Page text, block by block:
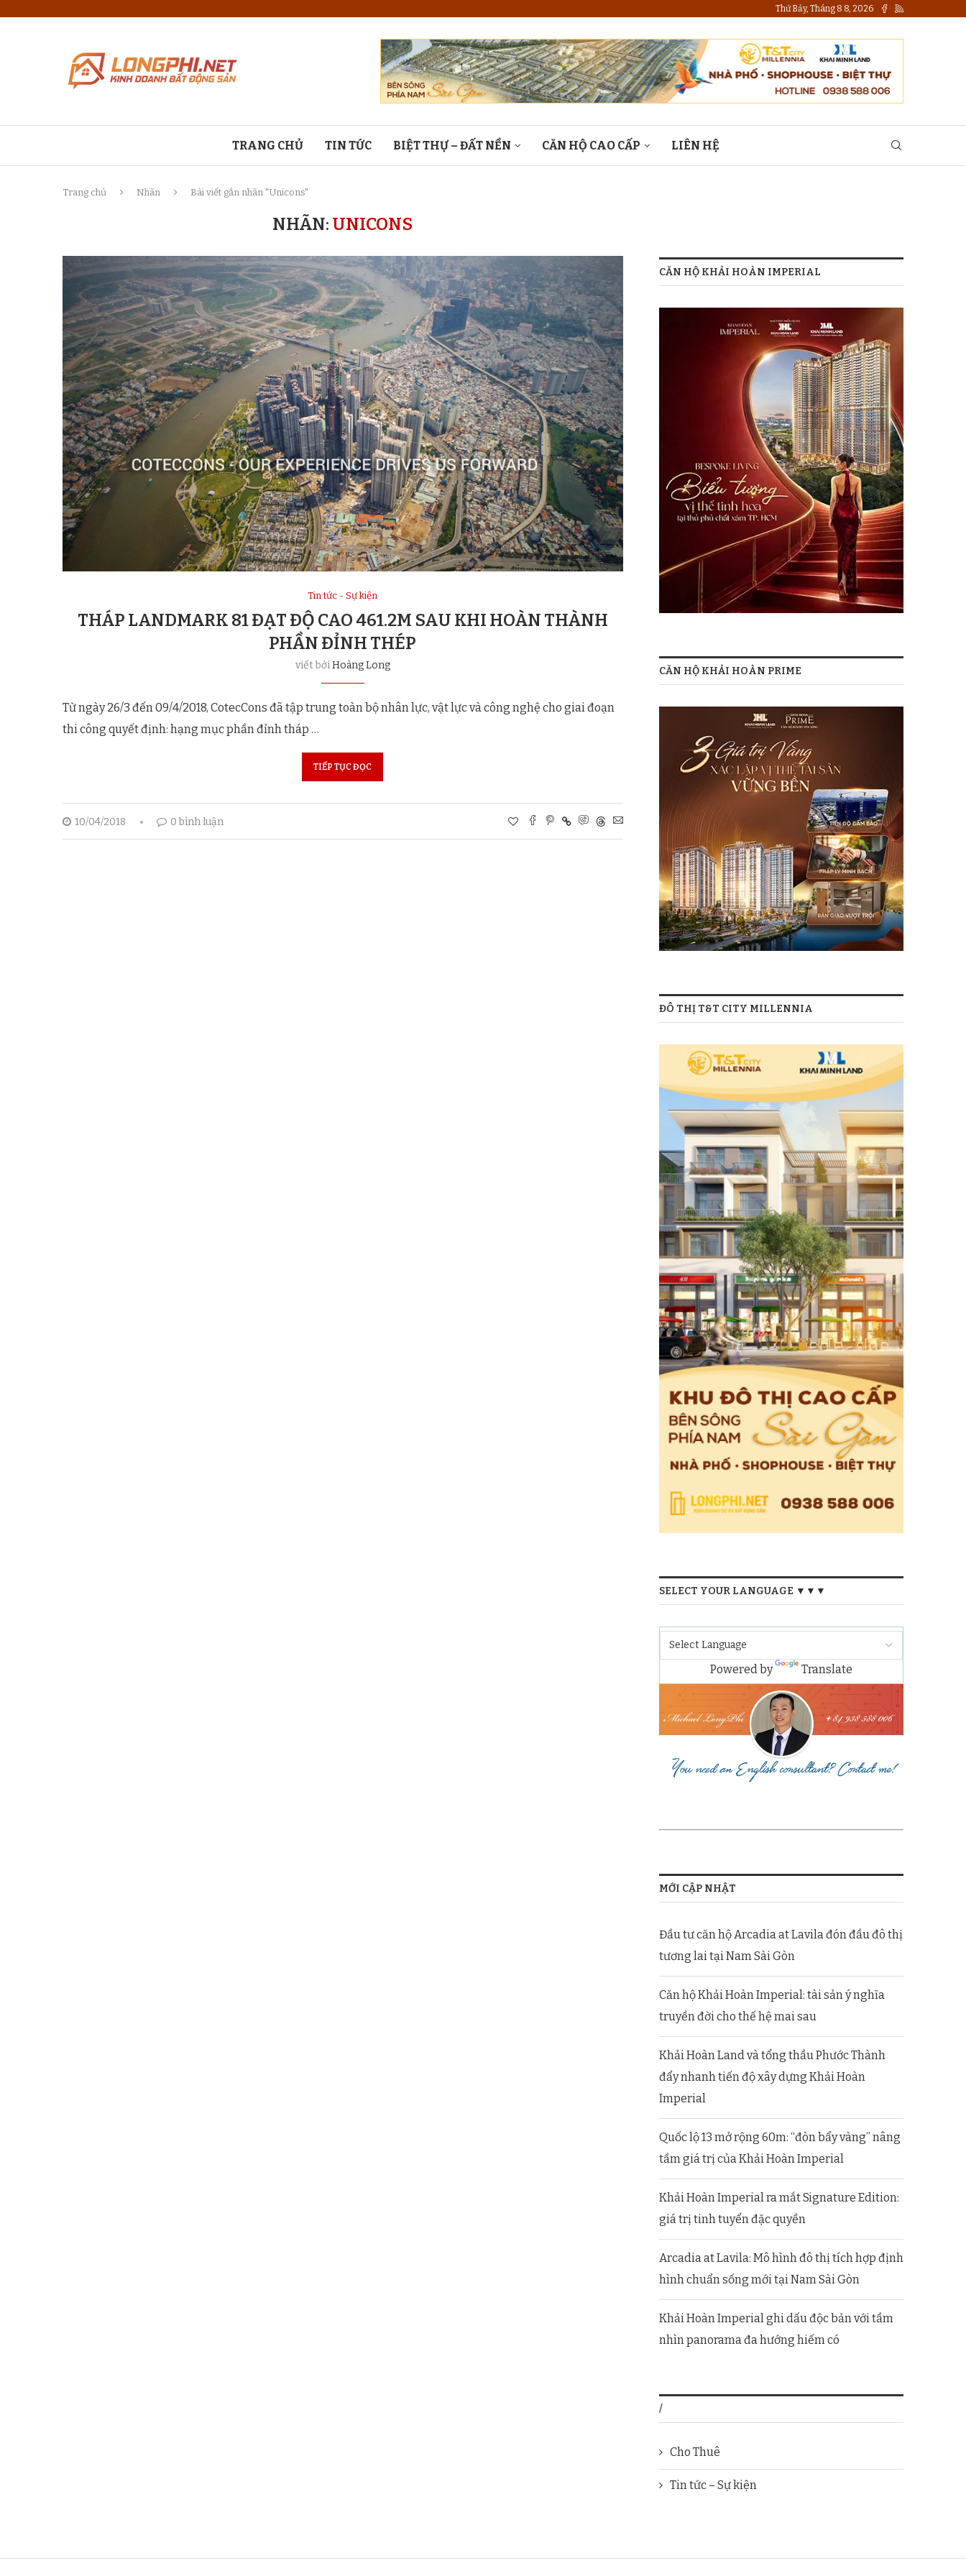
Thứ Bảy, Tháng 8 8, 2026
TRANG CHỦ TIN TỨC BIỆT THỰ – ĐẤT NỀN CĂN HỘ CAO CẤP LIÊN HỆ
Trang chủ Nhãn Bài viết gắn nhãn "Unicons"
NHÃN: UNICONS
Tin tức - Sự kiện
THÁP LANDMARK 81 ĐẠT ĐỘ CAO 461.2M SAU KHI HOÀN THÀNH
PHẦN ĐỈNH THÉP
viết bởiHoàng Long
Từ ngày 26/3 đến 09/4/2018, CotecCons đã tập trung toàn bộ nhân lực, vật lực và công nghệ cho giai đoạn
thi công quyết định: hạng mục phần đỉnh tháp …
TIẾP TỤC ĐỌC
10/04/2018 0 bình luận
CĂN HỘ KHẢI HOÀN IMPERIAL
CĂN HỘ KHẢI HOÀN PRIME
ĐÔ THỊ T&T CITY MILLENNIA
SELECT YOUR LANGUAGE ▼▼▼
Powered by Translate
MỚI CẬP NHẬT
Đầu tư căn hộ Arcadia at Lavila đón đầu đô thị
tương lai tại Nam Sài Gòn
Căn hộ Khải Hoàn Imperial: tài sản ý nghĩa
truyền đời cho thế hệ mai sau
Khải Hoàn Land và tổng thầu Phước Thành
đẩy nhanh tiến độ xây dựng Khải Hoàn
Imperial
Quốc lộ 13 mở rộng 60m: “đòn bẩy vàng” nâng
tầm giá trị của Khải Hoàn Imperial
Khải Hoàn Imperial ra mắt Signature Edition:
giá trị tinh tuyển đặc quyền
Arcadia at Lavila: Mô hình đô thị tích hợp định
hình chuẩn sống mới tại Nam Sài Gòn
Khải Hoàn Imperial ghi dấu độc bản với tầm
nhìn panorama đa hướng hiếm có
/
Cho Thuê
Tin tức – Sự kiện